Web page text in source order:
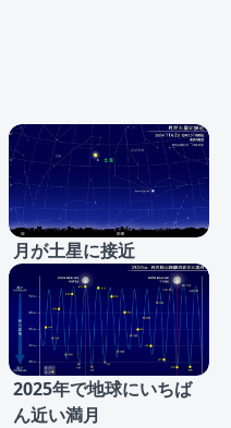
月が土星に接近
2025年で地球にいちば
ん近い満月